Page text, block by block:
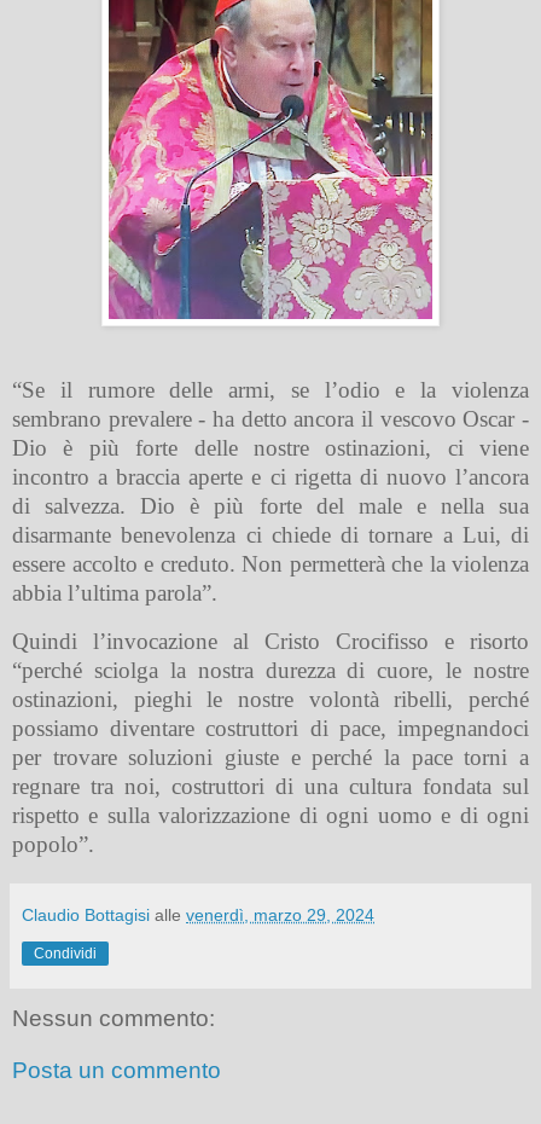
“Se il rumore delle armi, se l’odio e la violenza
sembrano prevalere - ha detto ancora il vescovo Oscar -
Dio è più forte delle nostre ostinazioni, ci viene
incontro a braccia aperte e ci rigetta di nuovo l’ancora
di salvezza. Dio è più forte del male e nella sua
disarmante benevolenza ci chiede di tornare a Lui, di
essere accolto e creduto. Non permetterà che la violenza
abbia l’ultima parola”.
Quindi l’invocazione al Cristo Crocifisso e risorto
“perché sciolga la nostra durezza di cuore, le nostre
ostinazioni, pieghi le nostre volontà ribelli, perché
possiamo diventare costruttori di pace, impegnandoci
per trovare soluzioni giuste e perché la pace torni a
regnare tra noi, costruttori di una cultura fondata sul
rispetto e sulla valorizzazione di ogni uomo e di ogni
popolo”.
Claudio Bottagisi alle venerdì, marzo 29, 2024
Condividi
Nessun commento:
Posta un commento